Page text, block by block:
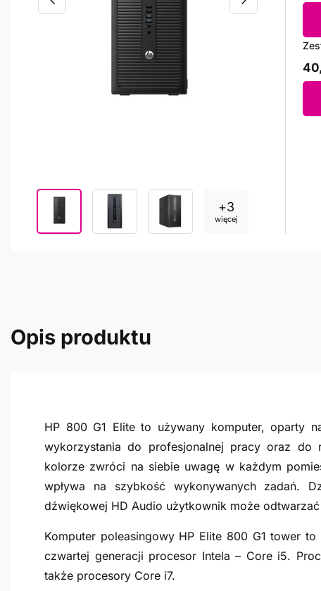
+3
więcej
Opis produktu
HP 800 G1 Elite to używany komputer, oparty
wykorzystania do profesjonalnej pracy oraz
kolorze zwróci na siebie uwagę w każdym
wpływa na szybkość wykonywanych zadań.
dźwiękowej HD Audio użytkownik może
Komputer poleasingowy HP Elite 800 G1 tower to
czwartej generacji procesor Intela – Core i5.
także procesory Core i7.